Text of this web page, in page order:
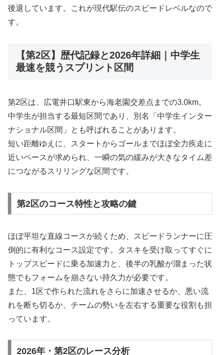
後退しています。これが現代駅伝のスピードレベルなので
す。
【第2区】歴代記録と2026年詳細｜中学生
最速を競うスプリント区間
第2区は、広電井口駅東から海老園交差点までの3.0km。
中学生が担当する最短区間であり、別名「中学生インター
ナショナル区間」とも呼ばれることがあります。
短い距離ゆえに、スタートからゴールまでほぼ全力疾走に
近いペースが求められ、一瞬の気の緩みが大きなタイム差
につながるスリリングな区間です。
第2区のコース特性と攻略の鍵
ほぼ平坦な直線コースが続くため、スピードランナーに圧
倒的に有利なコース設定です。タスキを受け取ってすぐに
トップスピードに乗る加速力と、後半の乳酸が溜まった状
態でもフォームを崩さない持久力が必要です。
また、1区で作られた流れをさらに加速させるか、悪い流
れを断ち切るか、チームの勢いを左右する重要な役割も担
っています。
2026年・第2区のレース分析